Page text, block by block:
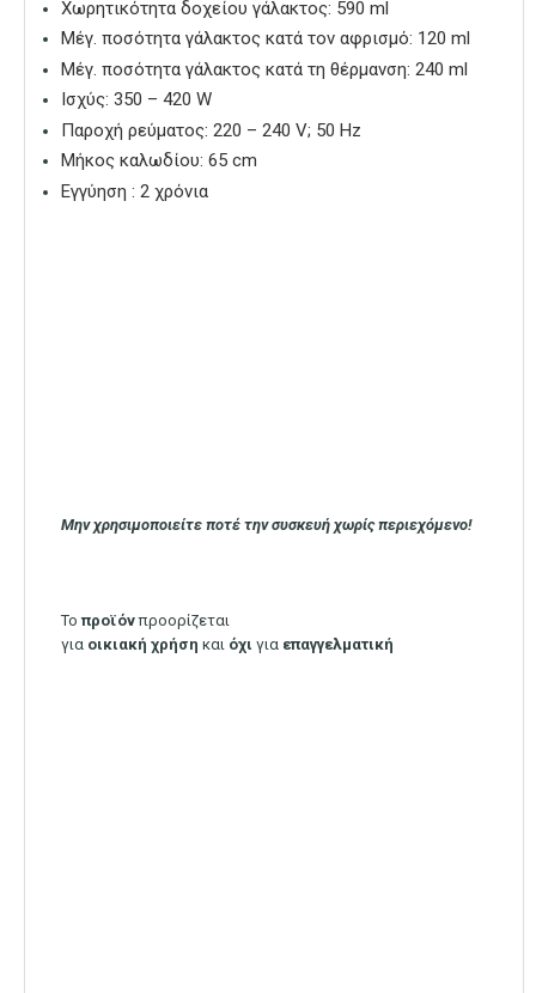
Χωρητικότητα δοχείου γάλακτος: 590 ml
Μέγ. ποσότητα γάλακτος κατά τον αφρισμό: 120 ml
Μέγ. ποσότητα γάλακτος κατά τη θέρμανση: 240 ml
Ισχύς: 350 – 420 W
Παροχή ρεύματος: 220 – 240 V; 50 Hz
Μήκος καλωδίου: 65 cm
Εγγύηση : 2 χρόνια
Μην χρησιμοποιείτε ποτέ την συσκευή χωρίς περιεχόμενο!
Τοπροϊόνπροορίζεται
για οικιακή χρήση και όχι για επαγγελματική